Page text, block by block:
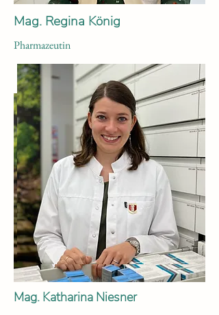
Mag. Regina König
Pharmazeutin
Mag. Katharina Niesner